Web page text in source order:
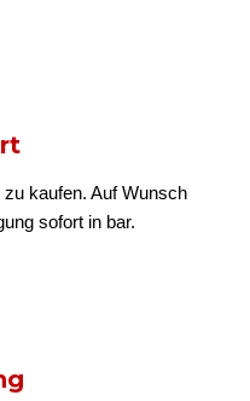
kaufen. Auf Wunsch
sofort in bar.